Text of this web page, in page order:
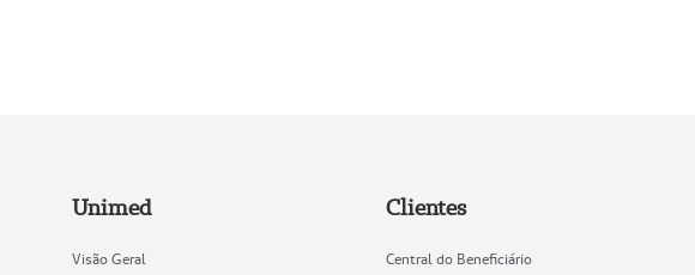
Unimed
Visão Geral
Clientes
Central do Beneficiário